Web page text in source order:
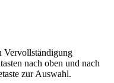
Vervollständigung
nach oben und nach
zur Auswahl.